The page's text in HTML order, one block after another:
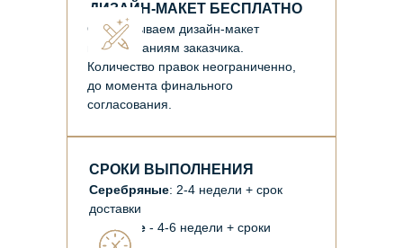
ДИЗАЙН-МАКЕТ БЕСПЛАТНО
Отрисовываем дизайн-макет
по пожеланиям заказчика.
Количество правок неограниченно,
до момента финального
согласования.
СРОКИ ВЫПОЛНЕНИЯ
Серебряные: 2-4 недели + срок
доставки
Золотые - 4-6 недели + сроки